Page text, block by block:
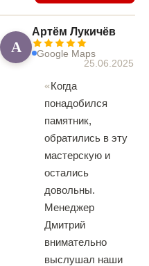
А
Артём Лукичёв
Google Maps
25.06.2025
Когда
понадобился
памятник,
обратились в эту
мастерскую и
остались
довольны.
Менеджер
Дмитрий
внимательно
выслушал наши